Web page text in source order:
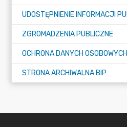
ZGROMADZENIA PUBLICZNE
OCHRONA DANYCH OSOBOWYCH
STRONA ARCHIWALNA BIP